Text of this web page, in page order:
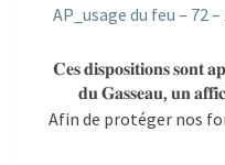
AP_usage du feu – 72
𝐂𝐞𝐬 𝐝𝐢𝐬𝐩𝐨𝐬𝐢𝐭𝐢𝐨𝐧𝐬 𝐬𝐨𝐧𝐭
𝐝𝐮 𝐆𝐚𝐬𝐬𝐞𝐚𝐮, 𝐮𝐧
Afin de protéger nos